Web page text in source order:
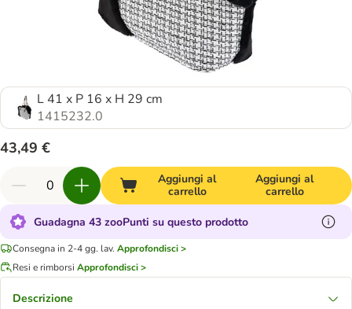
L 41 x P 16 x H 29 cm
1415232.0
43,49 €
Aggiungi al
carrello
Aggiungi al
carrello
Guadagna 43 zooPunti su questo prodotto
Consegna in 2-4 gg. lav. Approfondisci >
Resi e rimborsi Approfondisci >
Descrizione